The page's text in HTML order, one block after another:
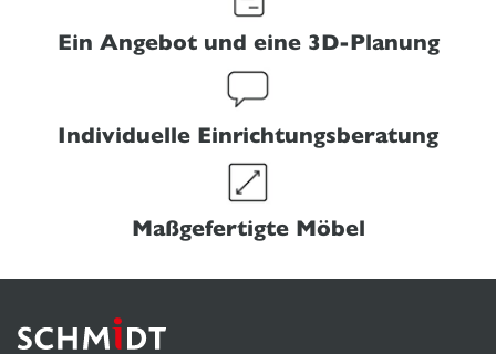
Ein Angebot und eine 3D-Planung
Individuelle Einrichtungsberatung
Maßgefertigte Möbel